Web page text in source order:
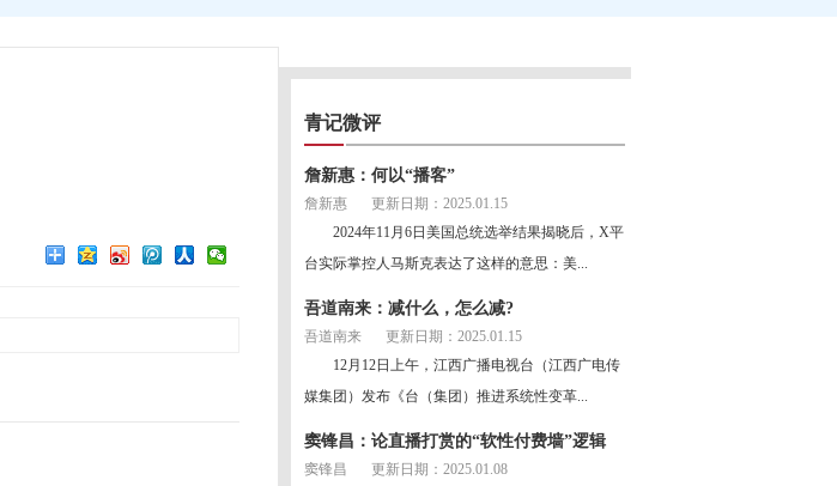
青记微评
詹新惠：何以“播客”
詹新惠
更新日期：2025.01.15
2024年11月6日美国总统选举结果揭晓后，X平
台实际掌控人马斯克表达了这样的意思：美...
吾道南来：减什么，怎么减?
吾道南来
更新日期：2025.01.15
12月12日上午，江西广播电视台（江西广电传
媒集团）发布《台（集团）推进系统性变革...
窦锋昌：论直播打赏的“软性付费墙”逻辑
窦锋昌
更新日期：2025.01.08